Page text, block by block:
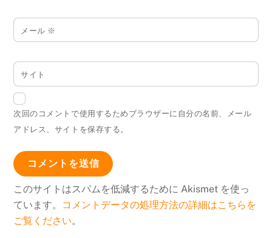
メール ※
サイト
次回のコメントで使用するためブラウザーに自分の名前、メール
アドレス、サイトを保存する。
このサイトはスパムを低減するために Akismet を使っ
ています。 コメントデータの処理方法の詳細はこちらを
ご覧ください。